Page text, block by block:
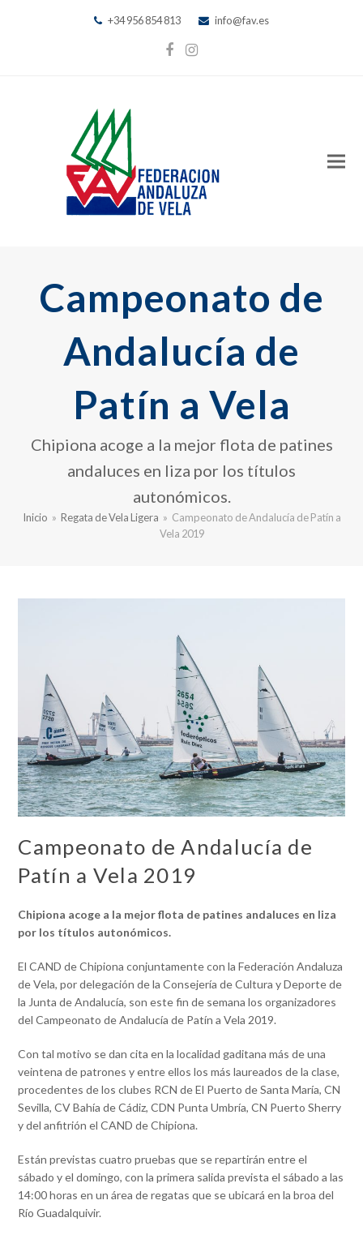
+34 956 854 813 info@fav.es
Facebook
Instagram
Campeonato de
Andalucía de
Patín a Vela
Chipiona acoge a la mejor flota de patines
andaluces en liza por los títulos
autonómicos.
Inicio » Regata de Vela Ligera » Campeonato de Andalucía de Patín a
Vela 2019
Campeonato de Andalucía de
Patín a Vela 2019
Chipiona acoge a la mejor flota de patines andaluces en liza
por los títulos autonómicos.
El CAND de Chipiona conjuntamente con la Federación Andaluza
de Vela, por delegación de la Consejería de Cultura y Deporte de
la Junta de Andalucía, son este fin de semana los organizadores
del Campeonato de Andalucía de Patín a Vela 2019.
Con tal motivo se dan cita en la localidad gaditana más de una
veintena de patrones y entre ellos los más laureados de la clase,
procedentes de los clubes RCN de El Puerto de Santa María, CN
Sevilla, CV Bahía de Cádiz, CDN Punta Umbría, CN Puerto Sherry
y del anfitrión el CAND de Chipiona.
Están previstas cuatro pruebas que se repartirán entre el
sábado y el domingo, con la primera salida prevista el sábado a las
14:00 horas en un área de regatas que se ubicará en la broa del
Río Guadalquivir.